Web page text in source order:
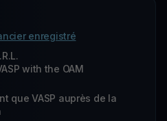
enregistré
with the OAM
que VASP auprès de la